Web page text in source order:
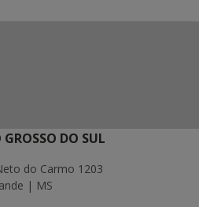
DO SUL
do Carmo 1203
| MS